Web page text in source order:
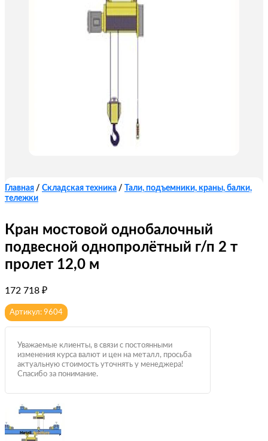
Главная / Складская техника /
Тали, подъемники, краны, балки,
тележки
Кран мостовой однобалочный
подвесной однопролётный г/п 2 т
пролет 12,0 м
172 718 ₽
Артикул: 9604
Уважаемые клиенты, в связи с постоянными
изменения курса валют и цен на металл, просьба
актуальную стоимость уточнять у менеджера!
Спасибо за понимание.